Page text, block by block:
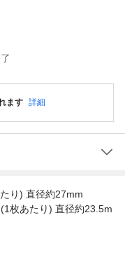
ます 詳細
り) 直径約27mm
枚あたり) 直径約23.5m